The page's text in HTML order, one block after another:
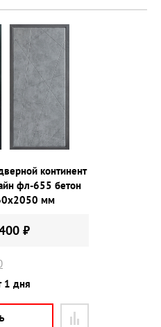
континент
фл-655 бетон
мм
₽
1 дня